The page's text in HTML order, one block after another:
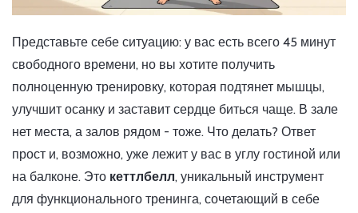
Представьте себе ситуацию: у вас есть всего 45 минут
свободного времени, но вы хотите получить
полноценную тренировку, которая подтянет мышцы,
улучшит осанку и заставит сердце биться чаще. В зале
нет места, а залов рядом - тоже. Что делать? Ответ
прост и, возможно, уже лежит у вас в углу гостиной или
на балконе. Это кеттлбелл, уникальный инструмент
для функционального тренинга, сочетающий в себе